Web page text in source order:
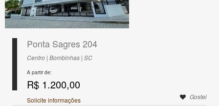
Ponta Sagres 204
Centro | Bombinhas | SC
A partir de:
R$ 1.200,00
Gostei
Solicite informações